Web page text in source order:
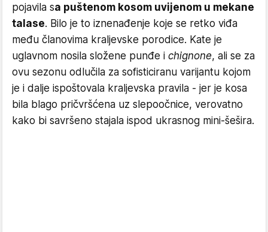
pojavila sa puštenom kosom uvijenom u mekane
talase. Bilo je to iznenađenje koje se retko viđa
među članovima kraljevske porodice. Kate je
uglavnom nosila složene punđe i chignone, ali se za
ovu sezonu odlučila za sofisticiranu varijantu kojom
je i dalje ispoštovala kraljevska pravila - jer je kosa
bila blago pričvršćena uz slepoočnice, verovatno
kako bi savršeno stajala ispod ukrasnog mini-šešira.